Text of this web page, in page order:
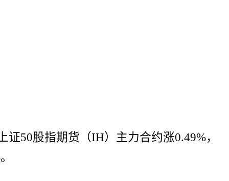
50股指期货（IH）主力合约涨0.49%，